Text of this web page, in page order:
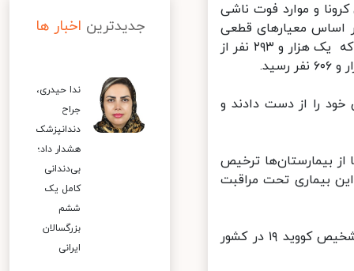
و موارد فوت ناشی
در کشور بیان کرد: از دیروز تا امروز ۲۸ تیر ۱۳۹۹ و بر اساس معیارهای قطعی
تشخیصی، دو هزار و ۱۶۶ بیمار جدید مبتلا به کووید۱۹ در کشور شناسایی شد که یک هزار و ۲۹۳ نفر از
در طول ۲۴ ساعت گذشته، ۱۸۸ بیمار کووید۱۹ جان خود را از دست دادند و
بهبود یافته یا از بیمارستان‌ها ترخیص
کووید ۱۹ در وضعیت شدید این بیماری تحت مراقبت
معاون وزیر بهداشت افزود: تاکنون دو میلیون و ۱۲۳ هزار و ۵۱۸ آزمایش تشخیص کووید ۱۹ در کشور
جدیدترین اخبار ها
ندا حیدری،
جراح
دندانپزشک
هشدار داد؛
بی‌دندانی
کامل یک
ششم
بزرگسالان
ایرانی